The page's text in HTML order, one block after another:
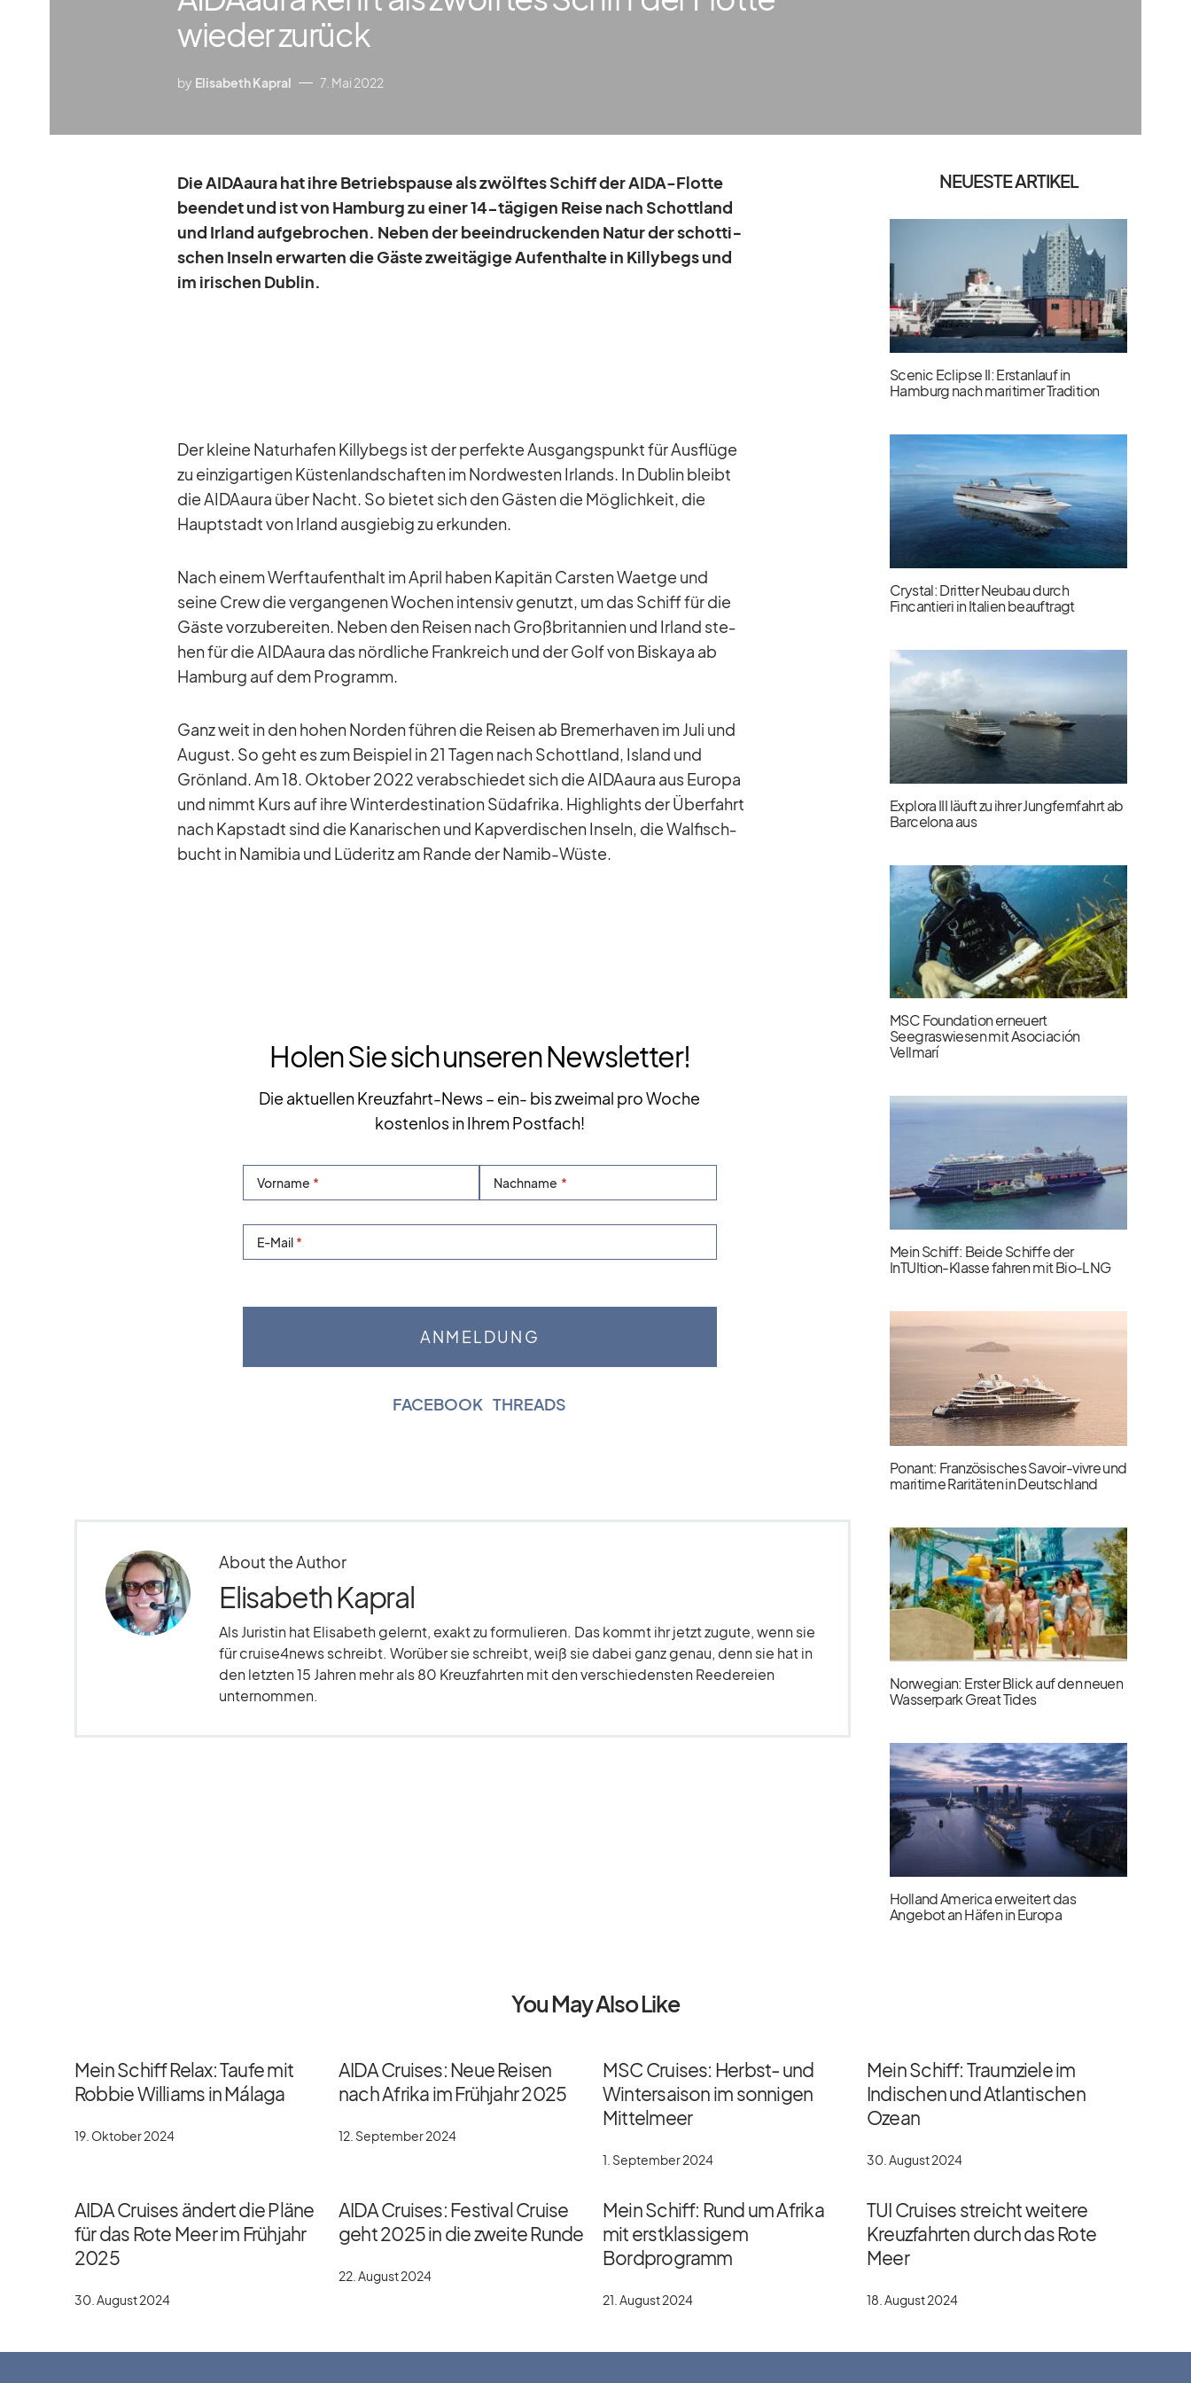
wieder zurück
by Elisabeth Kapral 7. Mai 2022
Die AI­DA­aura hat ihre Be­triebs­pause als zwölf­tes Schiff der AIDA-Flotte
be­en­det und ist von Ham­burg zu ei­ner 14-tä­gi­gen Reise nach Schott­land
und Ir­land auf­ge­bro­chen. Ne­ben der be­ein­dru­cken­den Na­tur der schot­ti­
schen In­seln er­war­ten die Gäste zwei­tä­gige Auf­ent­halte in Kil­ly­begs und
im iri­schen Dub­lin.
Der kleine Na­tur­ha­fen Kil­ly­begs ist der per­fekte Aus­gangs­punkt für Aus­flüge
zu ein­zig­ar­ti­gen Küs­ten­land­schaf­ten im Nord­wes­ten Ir­lands. In Dub­lin bleibt
die AI­DA­aura über Nacht. So bie­tet sich den Gäs­ten die Mög­lich­keit, die
Haupt­stadt von Ir­land aus­gie­big zu er­kun­den.
Nach ei­nem Werft­auf­ent­halt im April ha­ben Ka­pi­tän Cars­ten Waetge und
seine Crew die ver­gan­ge­nen Wo­chen in­ten­siv ge­nutzt, um das Schiff für die
Gäste vor­zu­be­rei­ten. Ne­ben den Rei­sen nach Groß­bri­tan­nien und Ir­land ste­
hen für die AI­DA­aura das nörd­li­che Frank­reich und der Golf von Bis­kaya ab
Ham­burg auf dem Pro­gramm.
Ganz weit in den ho­hen Nor­den füh­ren die Rei­sen ab Bre­mer­ha­ven im Juli und
Au­gust. So geht es zum Bei­spiel in 21 Ta­gen nach Schott­land, Is­land und
Grön­land. Am 18. Ok­to­ber 2022 ver­ab­schie­det sich die AI­DA­aura aus Eu­ropa
und nimmt Kurs auf ihre Win­ter­desti­na­tion Süd­afrika. High­lights der Über­fahrt
nach Kap­stadt sind die Ka­na­ri­schen und Kap­ver­di­schen In­seln, die Wal­fisch­
bucht in Na­mi­bia und Lü­de­ritz am Rande der Na­mib-Wüste.
Holen Sie sich unseren Newsletter!
Die aktuellen Kreuzfahrt-News – ein- bis zweimal pro Woche
kostenlos in Ihrem Postfach!
Vorname Nachname
E-Mail
FACEBOOK |THREADS
About the Author
Elisabeth Kapral
Als Juristin hat Elisabeth gelernt, exakt zu formulieren. Das kommt ihr jetzt zugute, wenn sie
für cruise4news schreibt. Worüber sie schreibt, weiß sie dabei ganz genau, denn sie hat in
den letzten 15 Jahren mehr als 80 Kreuzfahrten mit den verschiedensten Reedereien
unternommen.
NEUESTE ARTIKEL
Scenic Eclipse II: Erstanlauf in
Hamburg nach maritimer Tradition
Crystal: Dritter Neubau durch
Fincantieri in Italien beauftragt
Explora III läuft zu ihrer Jungfernfahrt ab
Barcelona aus
MSC Foundation erneuert
Seegraswiesen mit Asociación
Vellmarí
Mein Schiff: Beide Schiffe der
InTUItion-Klasse fahren mit Bio-LNG
Ponant: Französisches Savoir-vivre und
maritime Raritäten in Deutschland
Norwegian: Erster Blick auf den neuen
Wasserpark Great Tides
Holland America erweitert das
Angebot an Häfen in Europa
You May Also Like
Mein Schiff Relax: Taufe mit
Robbie Williams in Málaga
19. Oktober 2024
AIDA Cruises: Neue Reisen
nach Afrika im Frühjahr 2025
12. September 2024
MSC Cruises: Herbst- und
Wintersaison im sonnigen
Mittelmeer
1. September 2024
Mein Schiff: Traumziele im
Indischen und Atlantischen
Ozean
30. August 2024
AIDA Cruises ändert die Pläne
für das Rote Meer im Frühjahr
2025
30. August 2024
AIDA Cruises: Festival Cruise
geht 2025 in die zweite Runde
22. August 2024
Mein Schiff: Rund um Afrika
mit erstklassigem
Bordprogramm
21. August 2024
TUI Cruises streicht weitere
Kreuzfahrten durch das Rote
Meer
18. August 2024